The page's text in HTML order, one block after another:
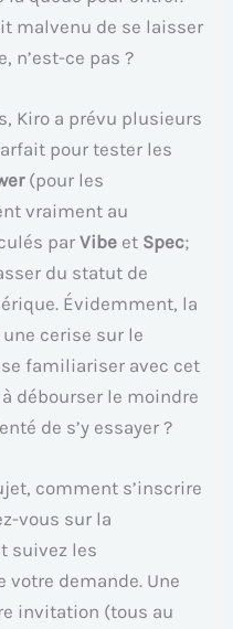
malvenu de se laisser
n’est-ce pas ?
Kiro a prévu plusieurs
pour tester les
(pour les
vraiment au
parVibe et Spec;
du statut de
Évidemment, la
cerise sur le
familiariser avec cet
débourser le moindre
de s’y essayer ?
comment s’inscrire
vous sur la
suivez les
demande. Une
invitation (tous au